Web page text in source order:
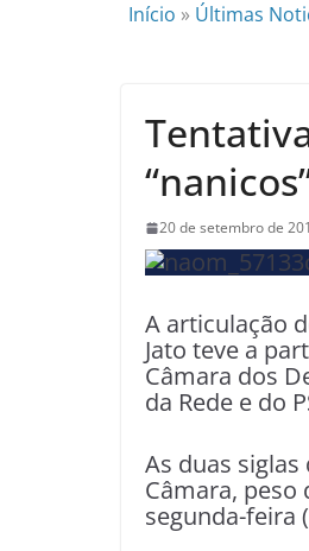
Início » Últimas
20 de setembro de
A articulação
Jato teve a
Câmara dos
da Rede e do
As duas
Câmara, peso
segunda-feira